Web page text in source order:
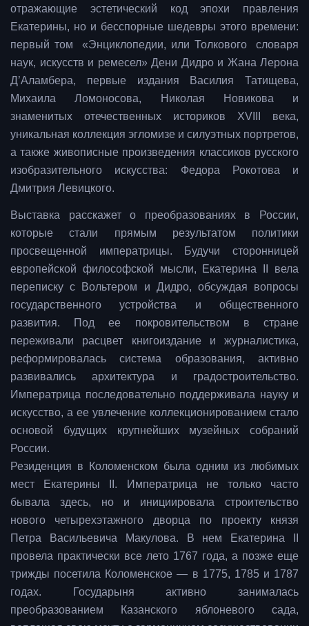
отражающие эстетический код эпохи правления
Екатерины, но и бесспорные шедевры этого времени:
первый том «Энциклопедии, или Толкового словаря
наук, искусств и ремесел» Дени Дидро и Жана Лерона
Д’Аламбера, первые издания Василия Татищева,
Михаила Ломоносова, Николая Новикова и
знаменитых отечественных историков XVIII века,
уникальная коллекция эгломизе и силуэтных портретов,
а также живописные произведения классиков русского
изобразительного искусства: Федора Рокотова и
Дмитрия Левицкого.
Выставка расскажет о преобразованиях в России,
которые стали прямым результатом политики
просвещенной императрицы. Будучи сторонницей
европейской философской мысли, Екатерина II вела
переписку с Вольтером и Дидро, обсуждая вопросы
государственного устройства и общественного
развития. Под ее покровительством в стране
переживали расцвет книгоиздание и журналистика,
реформировалась система образования, активно
развивались архитектура и градостроительство.
Императрица последовательно поддерживала науку и
искусство, а ее увлечение коллекционированием стало
основой будущих крупнейших музейных собраний
России.
Резиденция в Коломенском была одним из любимых
мест Екатерины II. Императрица не только часто
бывала здесь, но и инициировала строительство
нового четырехэтажного дворца по проекту князя
Петра Васильевича Макулова. В нем Екатерина II
провела практически все лето 1767 года, а позже еще
трижды посетила Коломенское — в 1775, 1785 и 1787
годах. Государыня активно занималась
преобразованием Казанского яблоневого сада,